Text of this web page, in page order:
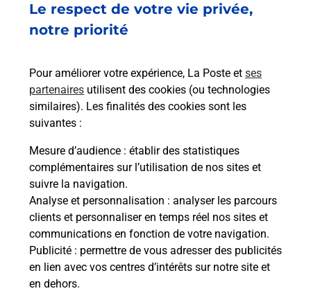
Le respect de votre vie privée,
notre priorité
Pour améliorer votre expérience, La Poste et ses
partenaires utilisent des cookies (ou technologies
similaires). Les finalités des cookies sont les
suivantes :
Mesure d’audience : établir des statistiques
complémentaires sur l’utilisation de nos sites et
suivre la navigation.
Analyse et personnalisation : analyser les parcours
clients et personnaliser en temps réel nos sites et
communications en fonction de votre navigation.
Publicité : permettre de vous adresser des publicités
en lien avec vos centres d’intérêts sur notre site et
en dehors.
Est-il possible d’acheter un
emballage directement depuis un
Comment demander une
modification de livraison ?
Comment La Poste participe-t-elle
à votre sécurité au quotidien ?
Puis-je passer mon code de la route
avec La Poste et sous quelles
conditions ?